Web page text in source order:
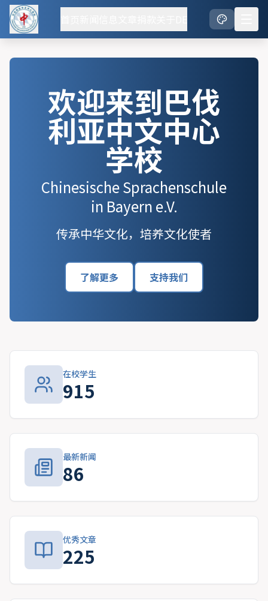
欢迎来到巴伐
利亚中文中心
学校
Chinesische Sprachenschule
in Bayern e.V.
传承中华文化，培养文化使者
了解更多 支持我们
在校学生
915
最新新闻
86
优秀文章
225